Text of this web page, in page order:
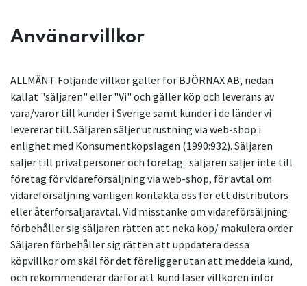
Använarvillkor
ALLMÄNT Följande villkor gäller för BJÖRNAX AB, nedan
kallat "säljaren" eller "Vi" och gäller köp och leverans av
vara/varor till kunder i Sverige samt kunder i de länder vi
levererar till. Säljaren säljer utrustning via web-shop i
enlighet med Konsumentköpslagen (1990:932). Säljaren
säljer till privatpersoner och företag . säljaren säljer inte till
företag för vidareförsäljning via web-shop, för avtal om
vidareförsäljning vänligen kontakta oss för ett distributörs
eller återförsäljaravtal. Vid misstanke om vidareförsäljning
förbehåller sig säljaren rätten att neka köp/ makulera order.
Säljaren förbehåller sig rätten att uppdatera dessa
köpvillkor om skäl för det föreligger utan att meddela kund,
och rekommenderar därför att kund läser villkoren inför